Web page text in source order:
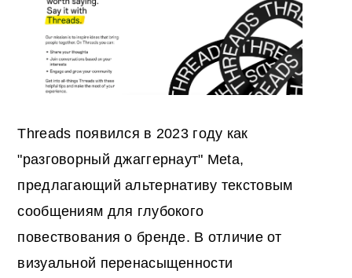
Threads появился в 2023 году как
"разговорный джаггернаут" Meta,
предлагающий альтернативу текстовым
сообщениям для глубокого
повествования о бренде. В отличие от
визуальной перенасыщенности